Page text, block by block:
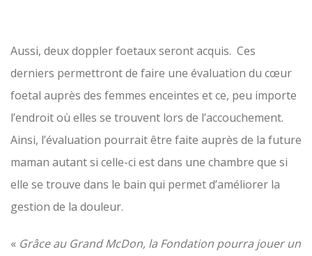
Aussi, deux doppler foetaux seront acquis. Ces
derniers permettront de faire une évaluation du cœur
foetal auprès des femmes enceintes et ce, peu importe
l’endroit où elles se trouvent lors de l’accouchement.
Ainsi, l’évaluation pourrait être faite auprès de la future
maman autant si celle-ci est dans une chambre que si
elle se trouve dans le bain qui permet d’améliorer la
gestion de la douleur.
« Grâce au Grand McDon, la Fondation pourra jouer un